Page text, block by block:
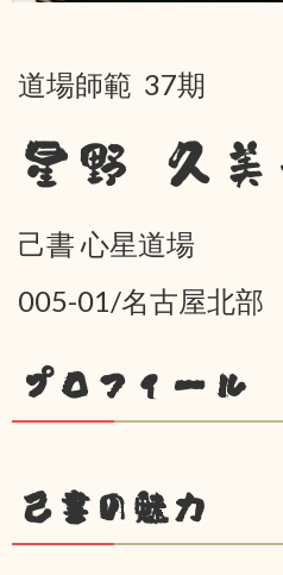
道場師範 37期
星野 久美
己書 心星道場
005-01/名古屋北部
プロフィール
己書の魅力